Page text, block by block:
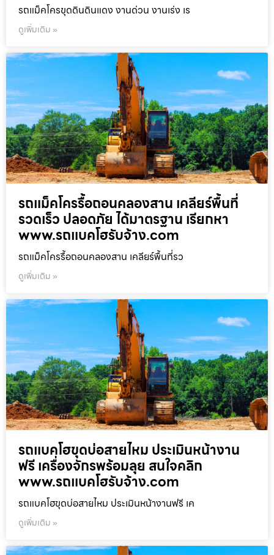
รถแม็คโครขุดดินดินแดง งานด่วน งานเร่ง เร
ดูเพิ่มเติม »
รถแม็คโครรื้อถอนคลองสาน เคลียร์พื้นที่
รวดเร็ว ปลอดภัย ได้มาตรฐาน เรียกหา
www.รถแบคโฮรับจ้าง.com
รถแม็คโครรื้อถอนคลองสาน เคลียร์พื้นที่รว
ดูเพิ่มเติม »
รถแบคโฮขุดบ่อสายไหม ประเมินหน้างาน
ฟรี เครื่องจักรพร้อมลุย สนใจคลิก
www.รถแบคโฮรับจ้าง.com
รถแบคโฮขุดบ่อสายไหม ประเมินหน้างานฟรี เค
ดูเพิ่มเติม »